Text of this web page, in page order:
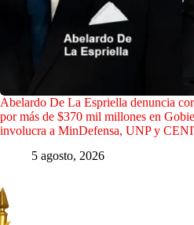
Abelardo De La Espriella denuncia
por más de $370 mil millones en
involucra a MinDefensa, UNP y
5 agosto, 2026